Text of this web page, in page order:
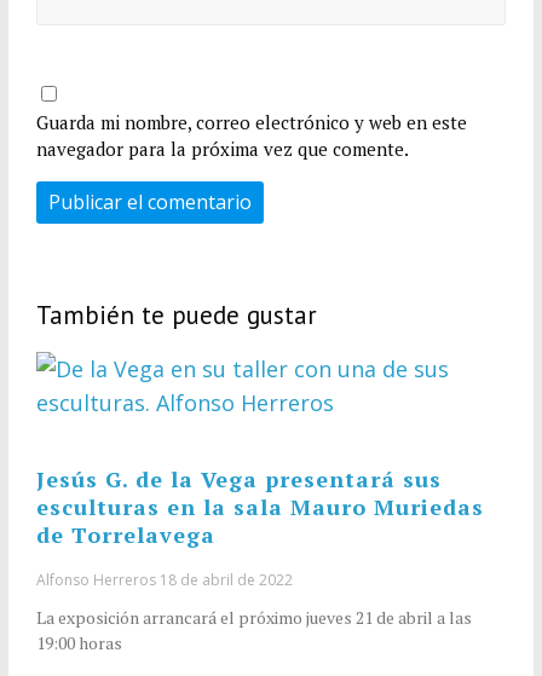
Guarda mi nombre, correo electrónico y web en este
navegador para la próxima vez que comente.
También te puede gustar
Jesús G. de la Vega presentará sus
esculturas en la sala Mauro Muriedas
de Torrelavega
Alfonso Herreros 18 de abril de 2022
La exposición arrancará el próximo jueves 21 de abril a las
19:00 horas